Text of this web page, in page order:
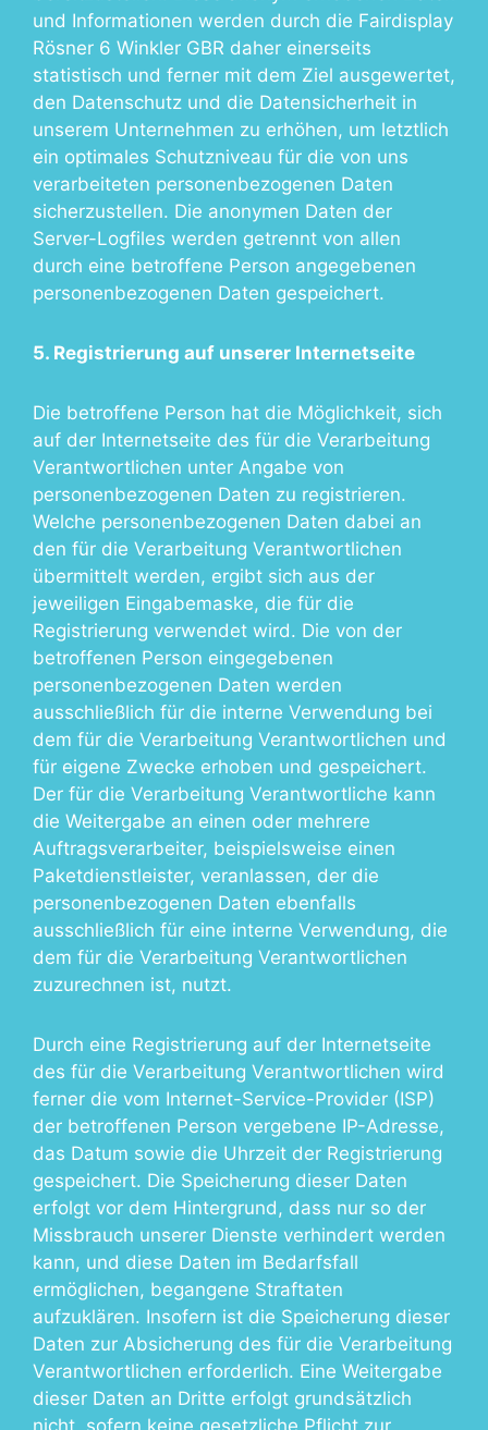
und Informationen werden durch die Fairdisplay
Rösner 6 Winkler GBR daher einerseits
statistisch und ferner mit dem Ziel ausgewertet,
den Datenschutz und die Datensicherheit in
unserem Unternehmen zu erhöhen, um letztlich
ein optimales Schutzniveau für die von uns
verarbeiteten personenbezogenen Daten
sicherzustellen. Die anonymen Daten der
Server-Logfiles werden getrennt von allen
durch eine betroffene Person angegebenen
personenbezogenen Daten gespeichert.
5. Registrierung auf unserer Internetseite
Die betroffene Person hat die Möglichkeit, sich
auf der Internetseite des für die Verarbeitung
Verantwortlichen unter Angabe von
personenbezogenen Daten zu registrieren.
Welche personenbezogenen Daten dabei an
den für die Verarbeitung Verantwortlichen
übermittelt werden, ergibt sich aus der
jeweiligen Eingabemaske, die für die
Registrierung verwendet wird. Die von der
betroffenen Person eingegebenen
personenbezogenen Daten werden
ausschließlich für die interne Verwendung bei
dem für die Verarbeitung Verantwortlichen und
für eigene Zwecke erhoben und gespeichert.
Der für die Verarbeitung Verantwortliche kann
die Weitergabe an einen oder mehrere
Auftragsverarbeiter, beispielsweise einen
Paketdienstleister, veranlassen, der die
personenbezogenen Daten ebenfalls
ausschließlich für eine interne Verwendung, die
dem für die Verarbeitung Verantwortlichen
zuzurechnen ist, nutzt.
Durch eine Registrierung auf der Internetseite
des für die Verarbeitung Verantwortlichen wird
ferner die vom Internet-Service-Provider (ISP)
der betroffenen Person vergebene IP-Adresse,
das Datum sowie die Uhrzeit der Registrierung
gespeichert. Die Speicherung dieser Daten
erfolgt vor dem Hintergrund, dass nur so der
Missbrauch unserer Dienste verhindert werden
kann, und diese Daten im Bedarfsfall
ermöglichen, begangene Straftaten
aufzuklären. Insofern ist die Speicherung dieser
Daten zur Absicherung des für die Verarbeitung
Verantwortlichen erforderlich. Eine Weitergabe
dieser Daten an Dritte erfolgt grundsätzlich
nicht, sofern keine gesetzliche Pflicht zur